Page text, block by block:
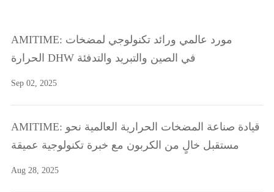
AMITIME: مورد عالمي ورائد تكنولوجي لمضخات
الحرارة DHW في الصين والتبريد والتدفئة
Sep 02, 2025
AMITIME: قيادة صناعة المضخات الحرارية العالمية نحو
مستقبل خالٍ من الكربون مع خبرة تكنولوجية عميقة
Aug 28, 2025